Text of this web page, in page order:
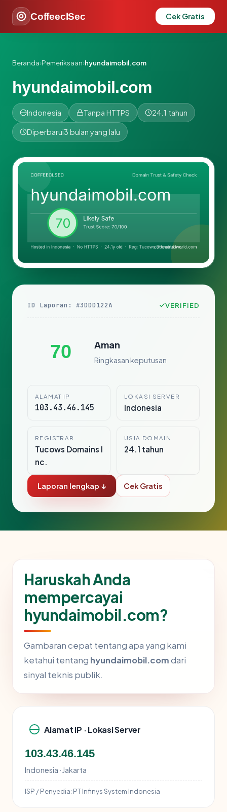
CoffeeclSec Cek Gratis
Beranda›Pemeriksaan›hyundaimobil.com
hyundaimobil.com
Indonesia Tanpa HTTPS 24.1 tahun
Diperbarui3 bulan yang lalu
ID Laporan: #3DDD122A VERIFIED
70 Aman
Ringkasan keputusan
ALAMAT IP
103.43.46.145
LOKASI SERVER
Indonesia
REGISTRAR
Tucows Domains I
nc.
USIA DOMAIN
24.1 tahun
Laporan lengkap ↓ Cek Gratis
Haruskah Anda
mempercayai
hyundaimobil.com?
Gambaran cepat tentang apa yang kami
ketahui tentang hyundaimobil.comdari
sinyal teknis publik.
Alamat IP · Lokasi Server
103.43.46.145
Indonesia · Jakarta
ISP / Penyedia: PT Infinys System Indonesia